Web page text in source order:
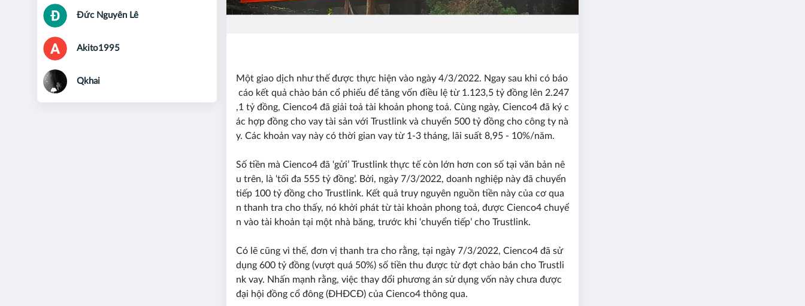
Một giao dịch như thế được thực hiện vào ngày 4/3/2022. Ngay sau khi có báo
cáo kết quả chào bán cổ phiếu để tăng vốn điều lệ từ 1.123,5 tỷ đồng lên 2.247
,1 tỷ đồng, Cienco4 đã giải toả tài khoản phong toả. Cùng ngày, Cienco4 đã ký c
ác hợp đồng cho vay tài sản với Trustlink và chuyển 500 tỷ đồng cho công ty nà
y. Các khoản vay này có thời gian vay từ 1-3 tháng, lãi suất 8,95 - 10%/năm.
Số tiền mà Cienco4 đã ‘gửi’ Trustlink thực tế còn lớn hơn con số tại văn bản nê
u trên, là ‘tối đa 555 tỷ đồng’. Bởi, ngày 7/3/2022, doanh nghiệp này đã chuyển
tiếp 100 tỷ đồng cho Trustlink. Kết quả truy nguyên nguồn tiền này của cơ qua
n thanh tra cho thấy, nó khởi phát từ tài khoản phong toả, được Cienco4 chuyể
n vào tài khoản tại một nhà băng, trước khi ‘chuyển tiếp’ cho Trustlink.
Có lẽ cũng vì thế, đơn vị thanh tra cho rằng, tại ngày 7/3/2022, Cienco4 đã sử
dụng 600 tỷ đồng (vượt quá 50%) số tiền thu được từ đợt chào bán cho Trustli
nk vay. Nhấn mạnh rằng, việc thay đổi phương án sử dụng vốn này chưa được
đại hội đồng cổ đông (ĐHĐCĐ) của Cienco4 thông qua.
Đức Nguyên Lê
Akito1995
Qkhai